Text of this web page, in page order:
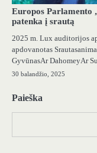
Europos Parlamento
patenka į srautą
2025 m. Lux auditorijos
apdovanotas
GyvūnasAr DahomeyAr
30 balandžio, 2025
Paieška